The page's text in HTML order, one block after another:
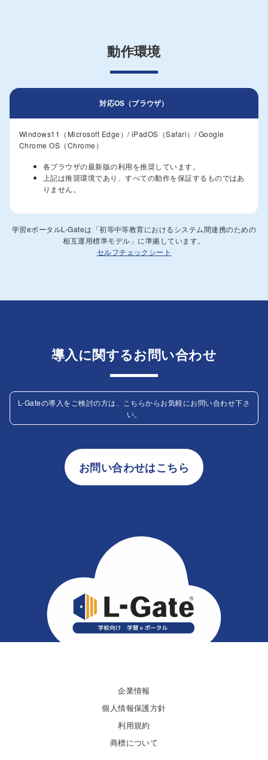
動作環境
対応OS（ブラウザ）
Windows11（Microsoft Edge）/ iPadOS（Safari）/ Google
Chrome OS（Chrome）
各ブラウザの最新版の利用を推奨しています。
上記は推奨環境であり、すべての動作を保証するものではあ
りません。
学習eポータルL-Gateは「初等中等教育におけるシステム間連携のための
相互運用標準モデル」に準拠しています。
セルフチェックシート
導入に関するお問い合わせ
L-Gateの導入をご検討の方は、こちらからお気軽にお問い合わせ下さ
い。
お問い合わせはこちら
企業情報
個人情報保護方針
利用規約
商標について